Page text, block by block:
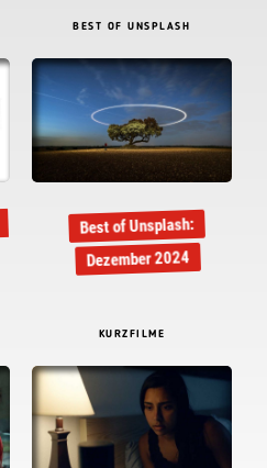
BEST OF UNSPLASH
Best of Unsplash:
Dezember 2024
KURZFILME